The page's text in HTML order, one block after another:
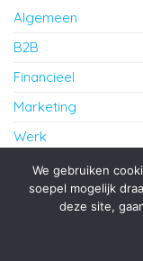
Algemeen
B2B
Financieel
Marketing
Werk
Zakelijk
We gebruiken
soepel mogelijk
deze site,